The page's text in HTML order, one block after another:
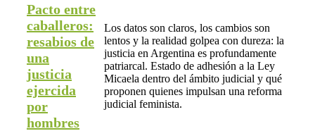
Pacto entre
caballeros:
resabios de
una
justicia
ejercida
por
hombres
Los datos son claros, los cambios son
lentos y la realidad golpea con dureza: la
justicia en Argentina es profundamente
patriarcal. Estado de adhesión a la Ley
Micaela dentro del ámbito judicial y qué
proponen quienes impulsan una reforma
judicial feminista.